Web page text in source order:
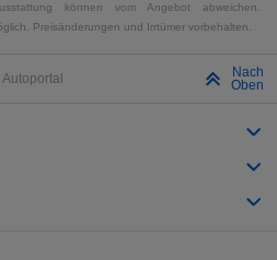
können vom Angebot abweichen.
Preisänderungen und Irrtümer vorbehalten.
Nach
Oben